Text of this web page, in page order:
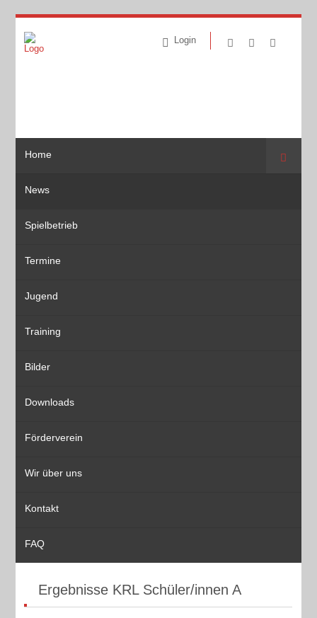
Login
Home
News
Spielbetrieb
Termine
Jugend
Training
Bilder
Downloads
Förderverein
Wir über uns
Kontakt
FAQ
Suche
Ergebnisse KRL Schüler/innen A